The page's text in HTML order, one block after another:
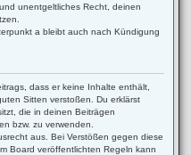
unentgeltliches Recht, deinen
a bleibt auch nach Kündigung
dass er keine Inhalte enthält,
Sitten verstoßen. Du erklärst
die in deinen Beiträgen
bzw. zu verwenden.
aus. Bei Verstößen gegen diese
Board veröffentlichten Regeln kann